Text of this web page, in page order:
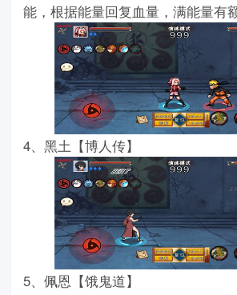
能，根据能量回复血量，满能量有
4、黑土【博人传】
5、佩恩【饿鬼道】